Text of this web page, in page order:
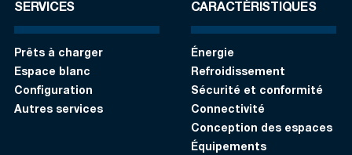
SERVICES
Prêts à charger
Espace blanc
Configuration
Autres services
CARACTÉRISTIQUES
Énergie
Refroidissement
Sécurité et conformité
Connectivité
Conception des espaces
Équipements